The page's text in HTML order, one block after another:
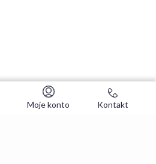
Moje konto Kontakt